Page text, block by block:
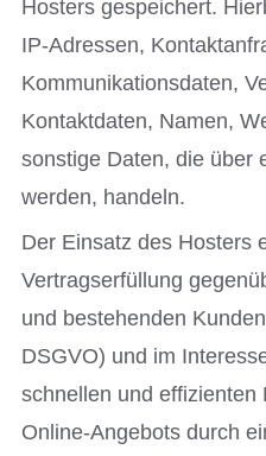
Hosters gespeichert.
IP-Adressen,
Kommunikationsdaten,
Kontaktdaten, Namen,
sonstige Daten, die über
werden, handeln.
Der Einsatz des Hosters
Vertragserfüllung
und bestehenden
DSGVO) und im
schnellen und effizienten
Online-Angebots durch